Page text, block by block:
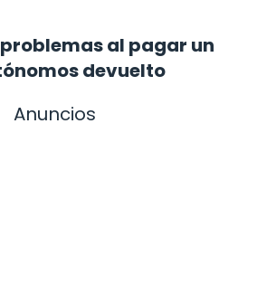
al pagar un
devuelto
Anuncios